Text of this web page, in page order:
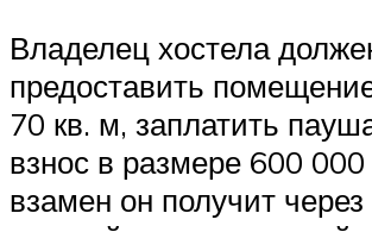
Владелец хостела
предоставить
70 кв. м, заплатить
взнос в размере 600
взамен он получит